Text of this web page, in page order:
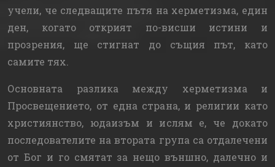
учели, че следващите пътя на херметизма, един
ден, когато открият по-висши истини и
прозрения, ще стигнат до същия път, като
самите тях.
Основната разлика между херметизма и
Просвещението, от една страна, и религии като
християнство, юдаизъм и ислям е, че докато
последователите на втората група са отдалечени
от Бог и го смятат за нещо външно, далечно и